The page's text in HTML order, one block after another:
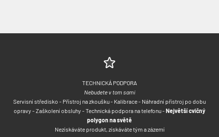
TECHNICKÁ PODPORA
Nebudete v tom sami
Servisní středisko - Přístroj na zkoušku - Kalibrace - Náhradní přístroj po dobu
opravy - Zaškolení obsluhy - Technická podpora na telefonu -Největší cvičný
polygon na světě
Nezískáváte produkt, získáváte tým a zázemí